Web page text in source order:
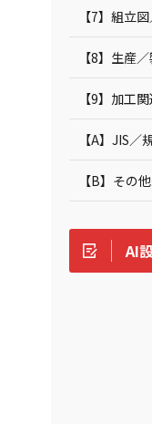
【7】組立
【8】生産
【9】加工
【A】JIS
【B】その
AI